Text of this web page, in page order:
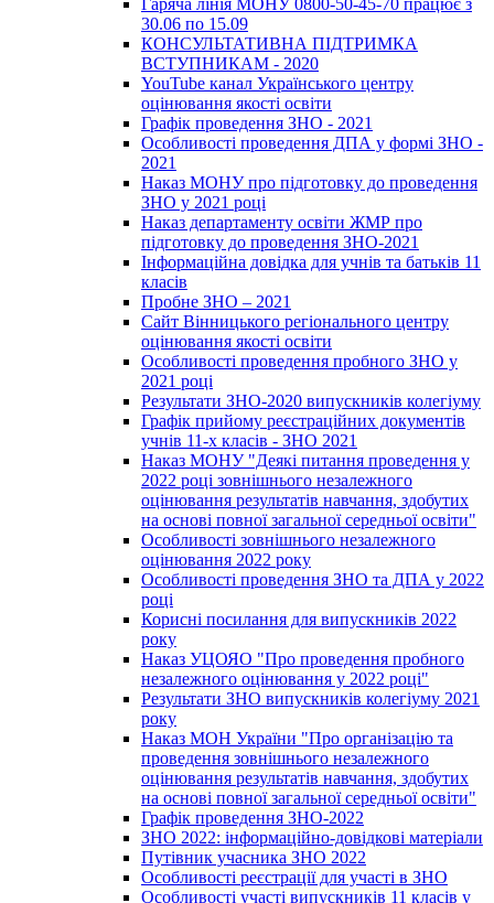
30.06 по 15.09
КОНСУЛЬТАТИВНА ПІДТРИМКА
ВСТУПНИКАМ - 2020
YouTube канал Українського центру
оцінювання якості освіти
Графік проведення ЗНО - 2021
Особливості проведення ДПА у формі ЗНО -
2021
Наказ МОНУ про підготовку до проведення
ЗНО у 2021 році
Наказ департаменту освіти ЖМР про
підготовку до проведення ЗНО-2021
Інформаційна довідка для учнів та батьків 11
класів
Пробне ЗНО – 2021
Сайт Вінницького регіонального центру
оцінювання якості освіти
Особливості проведення пробного ЗНО у
2021 році
Результати ЗНО-2020 випускників колегіуму
Графік прийому реєстраційних документів
учнів 11-х класів - ЗНО 2021
Наказ МОНУ "Деякі питання проведення у
2022 році зовнішнього незалежного
оцінювання результатів навчання, здобутих
на основі повної загальної середньої освіти"
Особливості зовнішнього незалежного
оцінювання 2022 року
Особливості проведення ЗНО та ДПА у 2022
році
Корисні посилання для випускників 2022
року
Наказ УЦОЯО "Про проведення пробного
незалежного оцінювання у 2022 році"
Результати ЗНО випускників колегіуму 2021
року
Наказ МОН України "Про організацію та
проведення зовнішнього незалежного
оцінювання результатів навчання, здобутих
на основі повної загальної середньої освіти"
Графік проведення ЗНО-2022
ЗНО 2022: інформаційно-довідкові матеріали
Путівник учасника ЗНО 2022
Особливості реєстрації для участі в ЗНО
Особливості участі випускників 11 класів у